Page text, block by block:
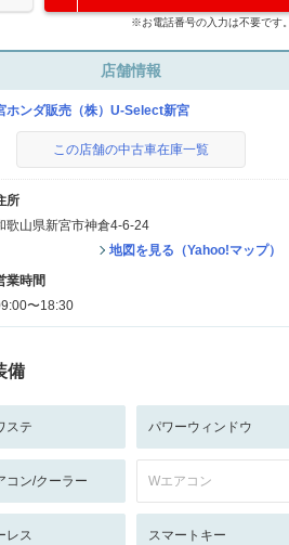
※お電話番号の入力は不要です。
店舗情報
ホンダ販売（株）U-Select新宮
この店舗の中古車在庫一覧
所
歌山県新宮市神倉4-6-24
地図を見る（Yahoo!マップ）
業時間
〜18:30
備
ステ パワーウィンドウ
コン/クーラー Wエアコン
レス スマートキー